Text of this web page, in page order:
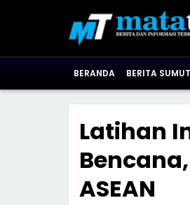
BERANDA BERITA SUMUT
Latihan
ASEAN